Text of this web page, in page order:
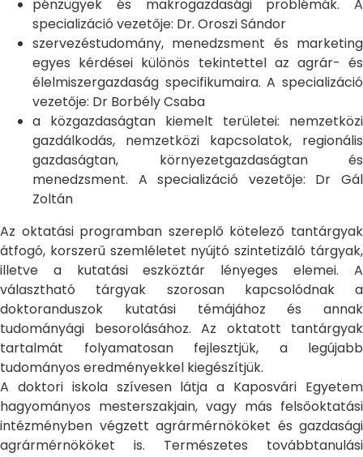
pénzügyek és makrogazdasági problémák. A
specializáció vezetője: Dr. Oroszi Sándor
szervezéstudomány, menedzsment és marketing
egyes kérdései különös tekintettel az agrár- és
élelmiszergazdaság specifikumaira. A specializáció
vezetője: Dr Borbély Csaba
a közgazdaságtan kiemelt területei: nemzetközi
gazdálkodás, nemzetközi kapcsolatok, regionális
gazdaságtan, környezetgazdaságtan és
menedzsment. A specializáció vezetője: Dr Gál
Zoltán
Az oktatási programban szereplő kötelező tantárgyak
átfogó, korszerű szemléletet nyújtó szintetizáló tárgyak,
illetve a kutatási eszköztár lényeges elemei. A
választható tárgyak szorosan kapcsolódnak a
doktoranduszok kutatási témájához és annak
tudományági besorolásához. Az oktatott tantárgyak
tartalmát folyamatosan fejlesztjük, a legújabb
tudományos eredményekkel kiegészítjük.
A doktori iskola szívesen látja a Kaposvári Egyetem
hagyományos mesterszakjain, vagy más felsőoktatási
intézményben végzett agrármérnököket és gazdasági
agrármérnököket is. Természetes továbbtanulási